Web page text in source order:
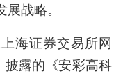
战略。
海证券交易所网
露的《安彩高科